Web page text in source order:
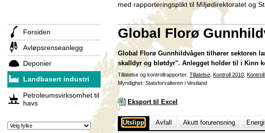
med rapporteringsplikt til Miljødirektoratet og
Forsiden
Avløpsrenseanlegg
Deponier
Landbasert industri
Petroleumsvirksomhet til
havs
Global Florø
Global Florø Gunnhildvågen tilhører sektoren
skalldyr og bløtdyr". Anlegget holder til i Kinn
Tillatelse og kontrollrapporter: Tillatelse Kontroll 2010
Myndighet: Statsforvalteren i Vestland
Eksport til Excel
Utslipp Avfall Akutt forurensning